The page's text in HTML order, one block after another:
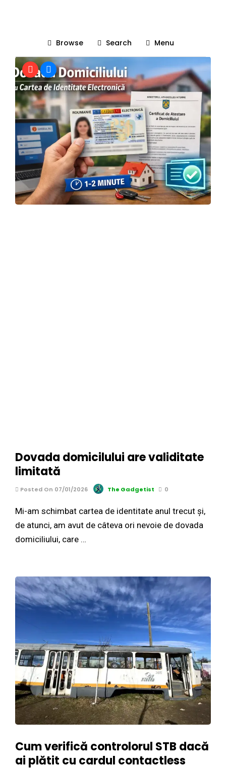
Browse Search Menu
Dovada domicilului are validitate
limitată
Posted On 07/01/2026 The Gadgetist 0
Mi-am schimbat cartea de identitate anul trecut și,
de atunci, am avut de câteva ori nevoie de dovada
domiciliului, care …
Cum verifică controlorul STB dacă
ai plătit cu cardul contactless